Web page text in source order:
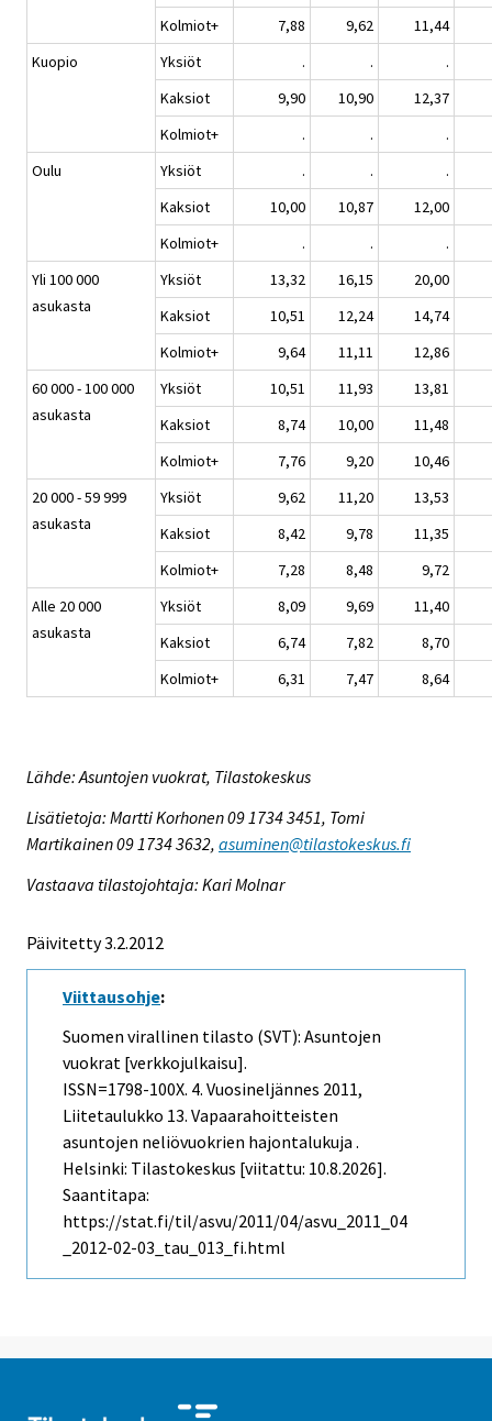
Kolmiot+ 7,88 9,62
11,44
Kuopio
Yksiöt . .
.
Kaksiot
9,90 10,90
12,37
Kolmiot+
. .
.
Oulu
Yksiöt . .
.
Kaksiot
10,00 10,87
12,00
Kolmiot+
. .
.
Yli 100 000
asukasta
Yksiöt 13,32 16,15
20,00
Kaksiot
10,51 12,24
14,74
Kolmiot+
9,64 11,11
12,86
60 000 - 100 000
asukasta
Yksiöt 10,51 11,93
13,81
Kaksiot
8,74 10,00
11,48
Kolmiot+
7,76 9,20
10,46
20 000 - 59 999
asukasta
Yksiöt 9,62 11,20
13,53
Kaksiot
8,42 9,78
11,35
Kolmiot+
7,28 8,48
9,72
Alle 20 000
asukasta
Yksiöt 8,09 9,69
11,40
Kaksiot
6,74 7,82
8,70
Kolmiot+
6,31 7,47 8,64
Lähde: Asuntojen vuokrat, Tilastokeskus
Lisätietoja: Martti Korhonen 09 1734 3451, Tomi
Martikainen 09 1734 3632, asuminen@tilastokeskus.fi
Vastaava tilastojohtaja: Kari Molnar
Päivitetty 3.2.2012
Viittausohje:
Suomen virallinen tilasto (SVT): Asuntojen
vuokrat [verkkojulkaisu].
ISSN=1798-100X. 4. Vuosineljännes 2011,
Liitetaulukko 13. Vapaarahoitteisten
asuntojen neliövuokrien hajontalukuja .
Helsinki: Tilastokeskus [viitattu: 10.8.2026].
Saantitapa:
https://stat.fi/til/asvu/2011/04/asvu_2011_04
_2012-02-03_tau_013_fi.html